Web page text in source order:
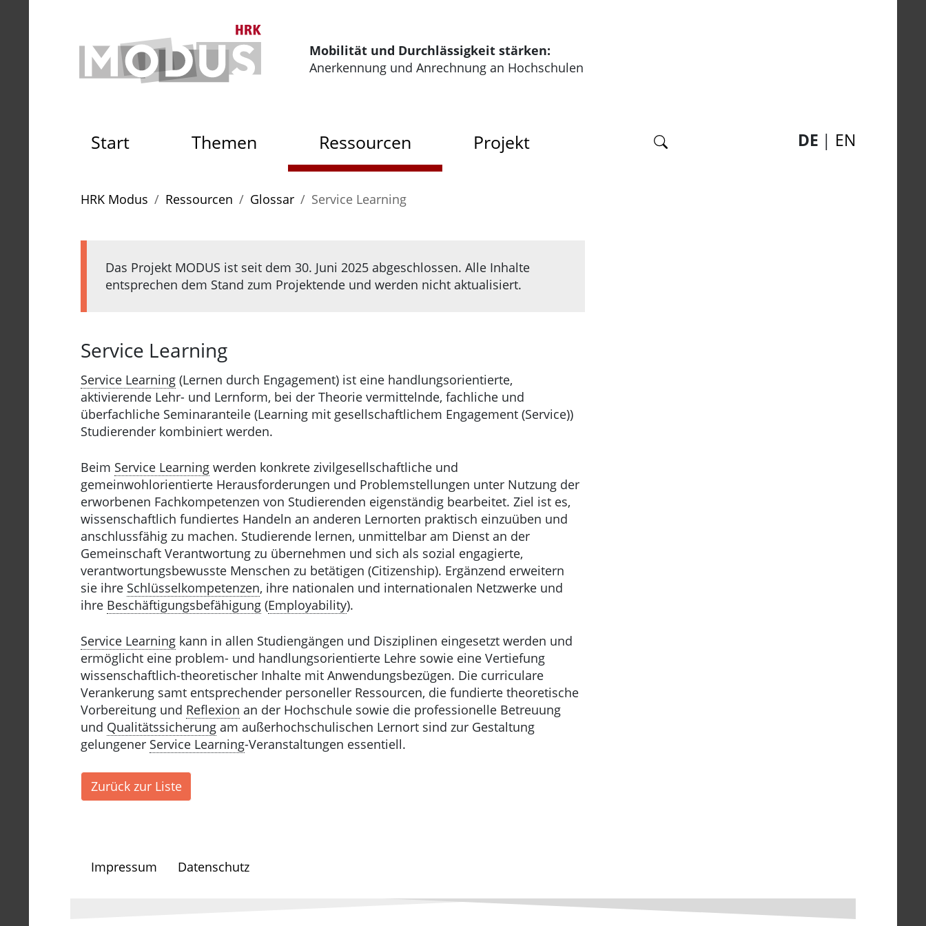
Mobilität und Durchlässigkeit stärken:
Anerkennung und Anrechnung an Hochschulen
Zur Startseite der HRK Modus
Start Themen Ressourcen Projekt Suche DE EN
HRK Modus
Ressourcen Glossar Service Learning
Das Projekt MODUS ist seit dem 30. Juni 2025 abgeschlossen. Alle Inhalte
entsprechen dem Stand zum Projektende und werden nicht aktualisiert.
Service Learning
Service Learning (Lernen durch Engagement) ist eine handlungsorientierte,
aktivierende Lehr- und Lernform, bei der Theorie vermittelnde, fachliche und
überfachliche Seminaranteile (Learning mit gesellschaftlichem Engagement (Service))
Studierender kombiniert werden.
Beim Service Learning werden konkrete zivilgesellschaftliche und
gemeinwohlorientierte Herausforderungen und Problemstellungen unter Nutzung der
erworbenen Fachkompetenzen von Studierenden eigenständig bearbeitet. Ziel ist es,
wissenschaftlich fundiertes Handeln an anderen Lernorten praktisch einzuüben und
anschlussfähig zu machen. Studierende lernen, unmittelbar am Dienst an der
Gemeinschaft Verantwortung zu übernehmen und sich als sozial engagierte,
verantwortungsbewusste Menschen zu betätigen (Citizenship). Ergänzend erweitern
sie ihre Schlüsselkompetenzen, ihre nationalen und internationalen Netzwerke und
ihre Beschäftigungsbefähigung (Employability).
Service Learning kann in allen Studiengängen und Disziplinen eingesetzt werden und
ermöglicht eine problem- und handlungsorientierte Lehre sowie eine Vertiefung
wissenschaftlich-theoretischer Inhalte mit Anwendungsbezügen. Die curriculare
Verankerung samt entsprechender personeller Ressourcen, die fundierte theoretische
Vorbereitung und Reflexion an der Hochschule sowie die professionelle Betreuung
und Qualitätssicherung am außerhochschulischen Lernort sind zur Gestaltung
gelungener Service Learning-Veranstaltungen essentiell.
Zurück zur Liste
Impressum Datenschutz